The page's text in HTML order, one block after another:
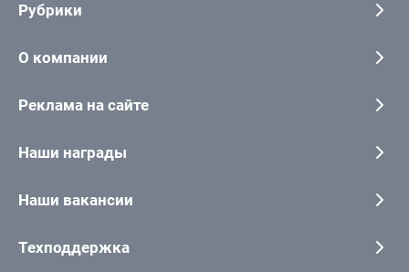
Рубрики
О компании
Реклама на сайте
Наши награды
Наши вакансии
Техподдержка